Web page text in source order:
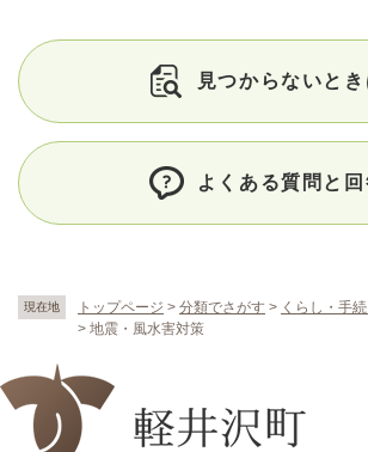
現在地 トップページ > 分類でさがす > くらし・手続
> 地震・風水害対策
見つからないとき
よくある質問と回